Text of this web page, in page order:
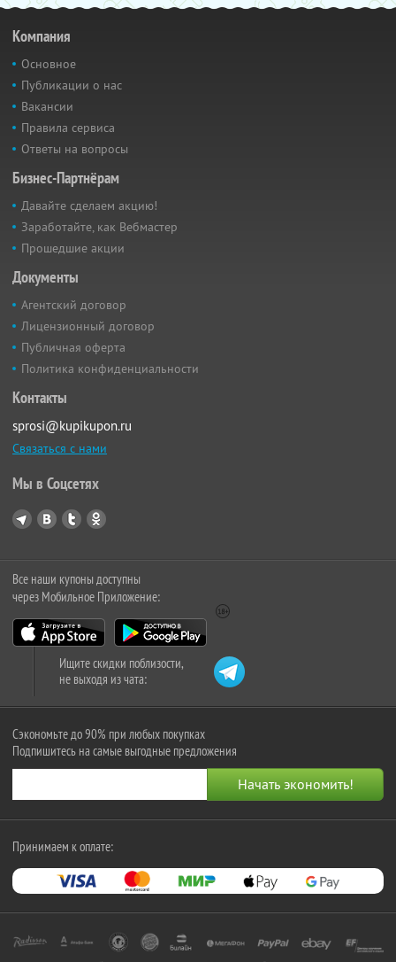
Компания
Основное
Публикации о нас
Вакансии
Правила сервиса
Ответы на вопросы
Бизнес-Партнёрам
Давайте сделаем акцию!
Заработайте, как Вебмастер
Прошедшие акции
Документы
Агентский договор
Лицензионный договор
Публичная оферта
Политика конфиденциальности
Контакты
sprosi@kupikupon.ru
Связаться с нами
Мы в Соцсетях
Все наши купоны доступны
через Мобильное Приложение:
Ищите скидки поблизости,
не выходя из чата:
Сэкономьте до 90% при любых покупках
Подпишитесь на самые выгодные предложения
Принимаем к оплате: